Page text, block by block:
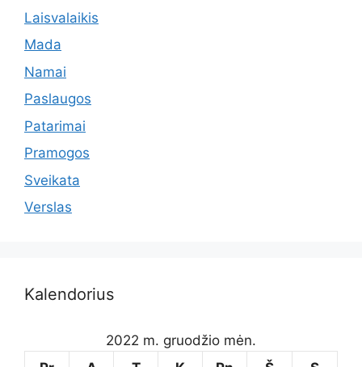
Laisvalaikis
Mada
Namai
Paslaugos
Patarimai
Pramogos
Sveikata
Verslas
Kalendorius
2022 m. gruodžio mėn.